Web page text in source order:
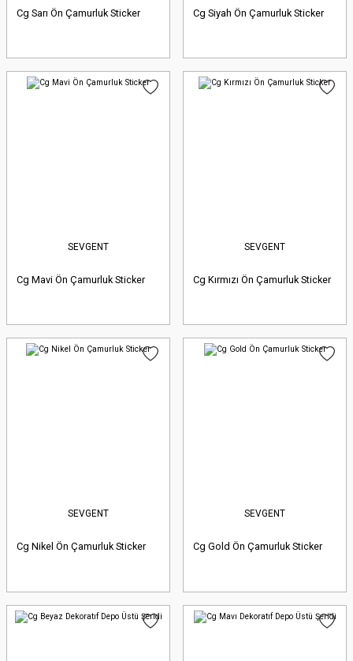
Cg Sarı Ön Çamurluk Sticker Cg Siyah Ön Çamurluk Sticker
SEVGENT
Cg Mavi Ön Çamurluk Sticker
SEVGENT
Cg Kırmızı Ön Çamurluk Sticker
SEVGENT
Cg Nikel Ön Çamurluk Sticker
SEVGENT
Cg Gold Ön Çamurluk Sticker